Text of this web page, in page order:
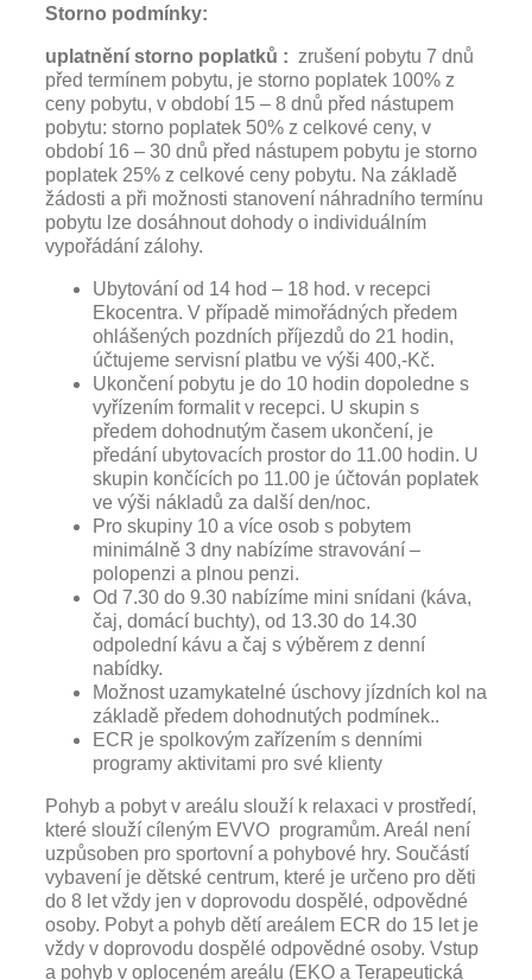
Storno podmínky:
uplatnění storno poplatků : zrušení pobytu 7 dnů
před termínem pobytu, je storno poplatek 100% z
ceny pobytu, v období 15 – 8 dnů před nástupem
pobytu: storno poplatek 50% z celkové ceny, v
období 16 – 30 dnů před nástupem pobytu je storno
poplatek 25% z celkové ceny pobytu. Na základě
žádosti a při možnosti stanovení náhradního termínu
pobytu lze dosáhnout dohody o individuálním
vypořádání zálohy.
Ubytování od 14 hod – 18 hod. v recepci
Ekocentra. V případě mimořádných předem
ohlášených pozdních příjezdů do 21 hodin,
účtujeme servisní platbu ve výši 400,-Kč.
Ukončení pobytu je do 10 hodin dopoledne s
vyřízením formalit v recepci. U skupin s
předem dohodnutým časem ukončení, je
předání ubytovacích prostor do 11.00 hodin. U
skupin končících po 11.00 je účtován poplatek
ve výši nákladů za další den/noc.
Pro skupiny 10 a více osob s pobytem
minimálně 3 dny nabízíme stravování –
polopenzi a plnou penzi.
Od 7.30 do 9.30 nabízíme mini snídani (káva,
čaj, domácí buchty), od 13.30 do 14.30
odpolední kávu a čaj s výběrem z denní
nabídky.
Možnost uzamykatelné úschovy jízdních kol na
základě předem dohodnutých podmínek..
ECR je spolkovým zařízením s denními
programy aktivitami pro své klienty
Pohyb a pobyt v areálu slouží k relaxaci v prostředí,
které slouží cíleným EVVO programům. Areál není
uzpůsoben pro sportovní a pohybové hry. Součástí
vybavení je dětské centrum, které je určeno pro děti
do 8 let vždy jen v doprovodu dospělé, odpovědné
osoby. Pobyt a pohyb dětí areálem ECR do 15 let je
vždy v doprovodu dospělé odpovědné osoby. Vstup
a pohyb v oploceném areálu (EKO a Terapeutická